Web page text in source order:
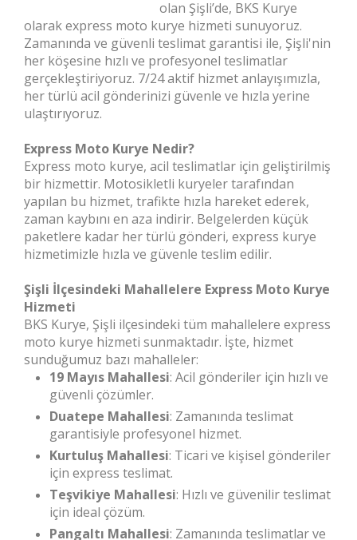
olan Şişli’de, BKS Kurye
olarak express moto kurye hizmeti sunuyoruz.
Zamanında ve güvenli teslimat garantisi ile, Şişli'nin
her köşesine hızlı ve profesyonel teslimatlar
gerçekleştiriyoruz. 7/24 aktif hizmet anlayışımızla,
her türlü acil gönderinizi güvenle ve hızla yerine
ulaştırıyoruz.
Express Moto Kurye Nedir?
Express moto kurye, acil teslimatlar için geliştirilmiş
bir hizmettir. Motosikletli kuryeler tarafından
yapılan bu hizmet, trafikte hızla hareket ederek,
zaman kaybını en aza indirir. Belgelerden küçük
paketlere kadar her türlü gönderi, express kurye
hizmetimizle hızla ve güvenle teslim edilir.
Şişli İlçesindeki Mahallelere Express Moto Kurye
Hizmeti
BKS Kurye, Şişli ilçesindeki tüm mahallelere express
moto kurye hizmeti sunmaktadır. İşte, hizmet
sunduğumuz bazı mahalleler:
19 Mayıs Mahallesi: Acil gönderiler için hızlı ve
güvenli çözümler.
Duatepe Mahallesi: Zamanında teslimat
garantisiyle profesyonel hizmet.
Kurtuluş Mahallesi: Ticari ve kişisel gönderiler
için express teslimat.
Teşvikiye Mahallesi: Hızlı ve güvenilir teslimat
için ideal çözüm.
Pangaltı Mahallesi: Zamanında teslimatlar ve